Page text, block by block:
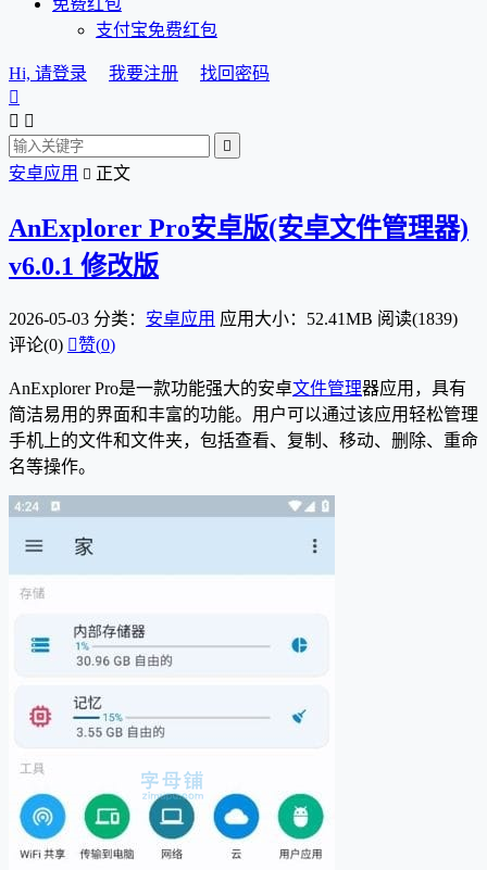
免费红包
支付宝免费红包
Hi, 请登录 我要注册
找回密码

 

安卓应用  正文
AnExplorer Pro安卓版(安卓文件管理器)
v6.0.1 修改版
2026-05-03 分类： 安卓应用 应用大小：52.41MB 阅读(1839)
评论(0) 赞(0)
AnExplorer Pro是一款功能强大的安卓文件管理器应用，具有
简洁易用的界面和丰富的功能。用户可以通过该应用轻松管理
手机上的文件和文件夹，包括查看、复制、移动、删除、重命
名等操作。